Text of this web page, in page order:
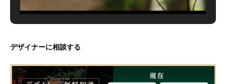
デザイナーに相談する